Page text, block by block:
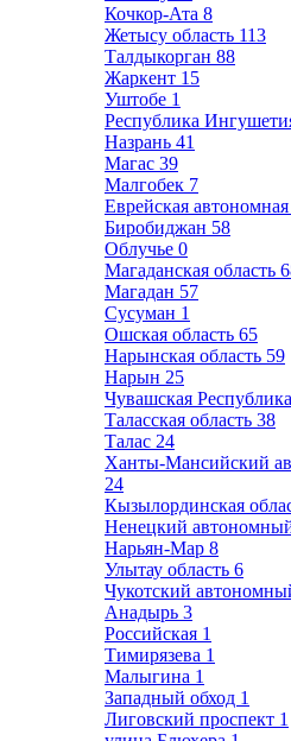
Кочкор-Ата 8
Жетысу область 113
Талдыкорган 88
Жаркент 15
Уштобе 1
Республика
Назрань 41
Магас 39
Малгобек 7
Еврейская автономная
Биробиджан 58
Облучье 0
Магаданская область
Магадан 57
Сусуман 1
Ошская область 65
Нарынская область 59
Нарын 25
Чувашская Республика
Таласская область 38
Талас 24
Ханты-Мансийский
24
Кызылординская
Ненецкий
Нарьян-Мар 8
Улытау область 6
Чукотский
Анадырь 3
Российская 1
Тимирязева 1
Малыгина 1
Западный обход 1
Лиговский проспект 1